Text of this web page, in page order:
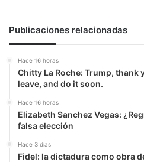
Publicaciones relacionadas
Hace 16 horas
Chitty La Roche: Trump, thank
leave, and do it soon.
Hace 16 horas
Elizabeth Sanchez Vegas:
falsa elección
Hace 3 días
Fidel: la dictadura como obra